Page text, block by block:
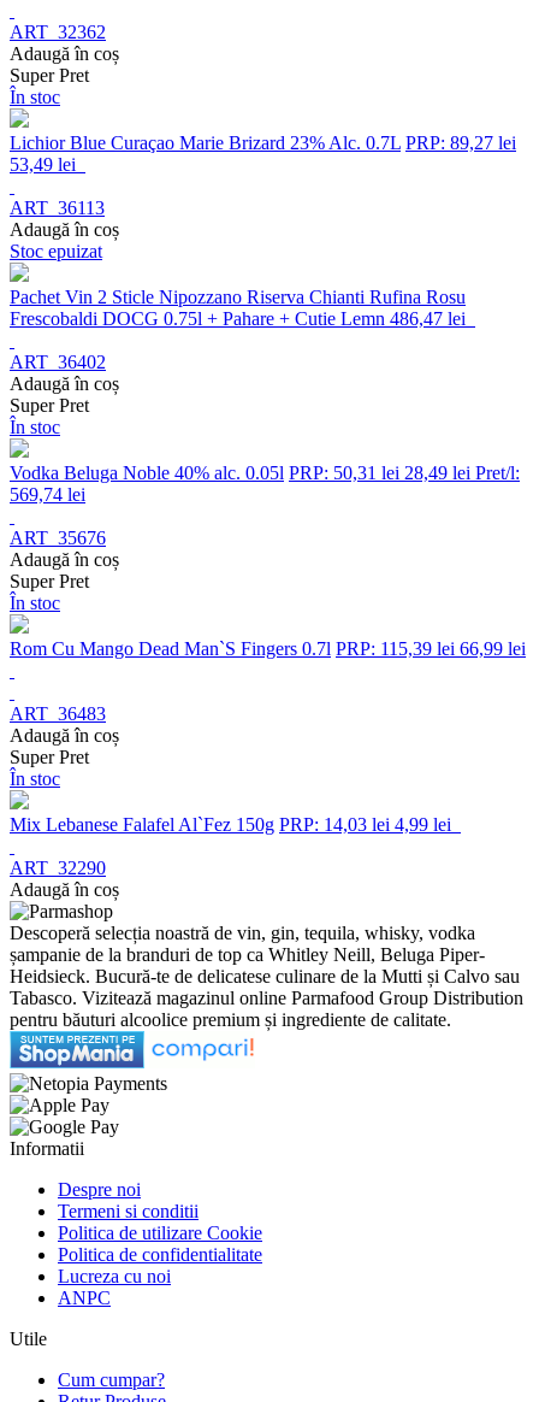
ART_32362
Adaugă în coș
Super Pret
În stoc
Lichior Blue Curaçao Marie Brizard 23% Alc. 0.7L PRP: 89,27 lei
53,49 lei
ART_36113
Adaugă în coș
Stoc epuizat
Pachet Vin 2 Sticle Nipozzano Riserva Chianti Rufina Rosu
Frescobaldi DOCG 0.75l + Pahare + Cutie Lemn 486,47 lei
ART_36402
Adaugă în coș
Super Pret
În stoc
Vodka Beluga Noble 40% alc. 0.05l PRP: 50,31 lei 28,49 lei Pret/l:
569,74 lei
ART_35676
Adaugă în coș
Super Pret
În stoc
Rom Cu Mango Dead Man`S Fingers 0.7l PRP: 115,39 lei 66,99 lei
ART_36483
Adaugă în coș
Super Pret
În stoc
Mix Lebanese Falafel Al`Fez 150g PRP: 14,03 lei 4,99 lei
ART_32290
Adaugă în coș
Descoperă selecția noastră de vin, gin, tequila, whisky, vodka
șampanie de la branduri de top ca Whitley Neill, Beluga Piper-
Heidsieck. Bucură-te de delicatese culinare de la Mutti și Calvo sau
Tabasco. Vizitează magazinul online Parmafood Group Distribution
pentru băuturi alcoolice premium și ingrediente de calitate.
Informatii
Despre noi
Termeni si conditii
Politica de utilizare Cookie
Politica de confidentialitate
Lucreza cu noi
ANPC
Utile
Cum cumpar?